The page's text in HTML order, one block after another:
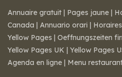
Annuaire gratuit | Pages jaune |
Canada | Annuario orari |
Yellow Pages | Oeffnungszeiten
Yellow Pages UK | Yellow Pages
Agenda en ligne | Menu